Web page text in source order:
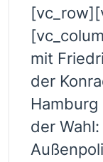
mit
der
Hamburg
der